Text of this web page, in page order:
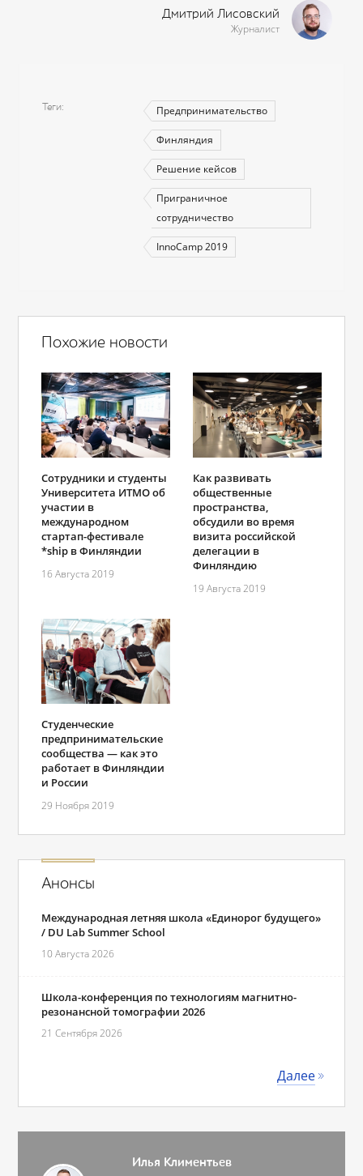
Дмитрий Лисовский
Журналист
Теги Предпринимательство
Финляндия
Решение кейсов
Приграничное
сотрудничество
InnoCamp 2019
Похожие новости
Сотрудники и студенты
Университета ИТМО об
участии в
международном
стартап-фестивале
*ship в Финляндии
16 Августа 2019
Как развивать
общественные
пространства,
обсудили во время
визита российской
делегации в
Финляндию
19 Августа 2019
Студенческие
предпринимательские
сообщества — как это
работает в Финляндии
и России
29 Ноября 2019
Анонсы
Международная летняя школа «Единорог будущего»
/ DU Lab Summer School
10 Августа 2026
Школа-конференция по технологиям магнитно-
резонансной томографии 2026
21 Сентября 2026
Далее
Илья Климентьев